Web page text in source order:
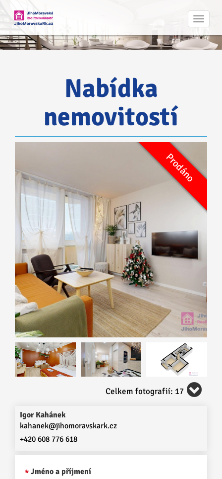
Nabídka
nemovitostí
Prodej
Prodáno
Celkem fotografií: 17
Igor Kahánek
kahanek@jihomoravskark.cz
+420 608 776 618
Jméno a příjmení